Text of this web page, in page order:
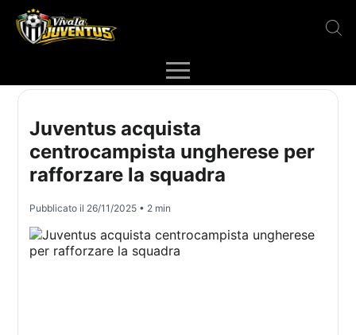
Juventus acquista
centrocampista ungherese per
rafforzare la squadra
Pubblicato il 26/11/2025 • 2 min